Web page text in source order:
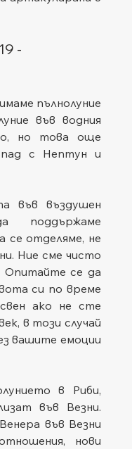
-
пълнолуние
във водния
но това още
с Нептун и
във въздушен
се отделяме, не
Ние сме чисто
Опитайте се да
си по време
ако не сте
в този случай
вашите емоции
в Риби,
във Везни.
във Везни
нови